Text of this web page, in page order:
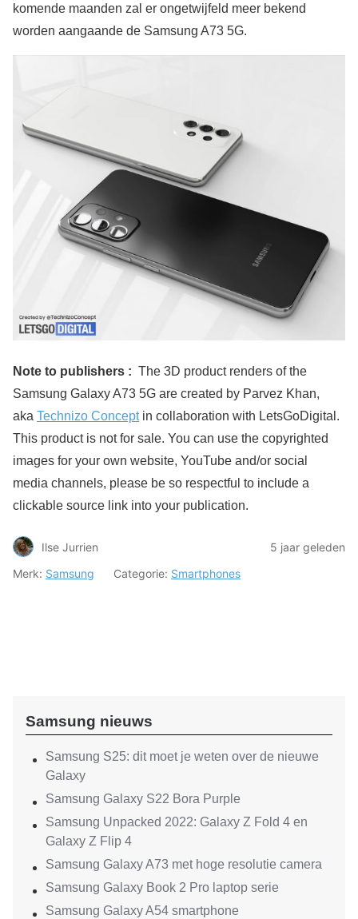
komende maanden zal er ongetwijfeld meer bekend
worden aangaande de Samsung A73 5G.
Note to publishers : The 3D product renders of the
Samsung Galaxy A73 5G are created by Parvez Khan,
aka Technizo Conceptin collaboration with LetsGoDigital.
This product is not for sale. You can use the copyrighted
images for your own website, YouTube and/or social
media channels, please be so respectful to include a
clickable source link into your publication.
Ilse Jurrien
5 jaar geleden
Merk: Samsung Categorie: Smartphones
Samsung nieuws
Samsung S25: dit moet je weten over de nieuwe
Galaxy
Samsung Galaxy S22 Bora Purple
Samsung Unpacked 2022: Galaxy Z Fold 4 en
Galaxy Z Flip 4
Samsung Galaxy A73 met hoge resolutie camera
Samsung Galaxy Book 2 Pro laptop serie
Samsung Galaxy A54 smartphone